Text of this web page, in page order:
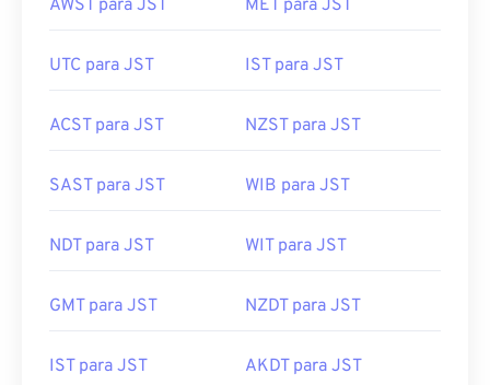
AWST para JST MET para JST
UTC para JST IST para JST
ACST para JST NZST para JST
SAST para JST WIB para JST
NDT para JST WIT para JST
GMT para JST NZDT para JST
IST para JST AKDT para JST